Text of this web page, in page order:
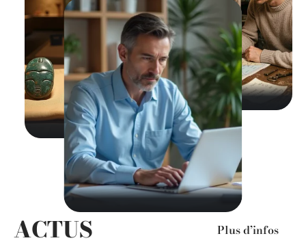
ACTUS Plus d’infos